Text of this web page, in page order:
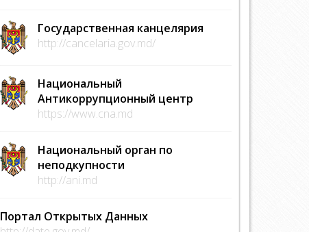
Государственная канцелярия
http://cancelaria.gov.md/
Национальный
Антикоррупционный центр
https://www.cna.md
Национальный орган по
неподкупности
http://ani.md
Портал Открытых Данных